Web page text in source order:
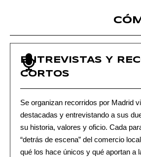
ENTREVISTAS Y
CORTOS
Se organizan recorridos por Madrid
destacadas y entrevistando a sus
su historia, valores y oficio. Cada
“detrás de escena” del comercio
qué los hace únicos y qué aportan a